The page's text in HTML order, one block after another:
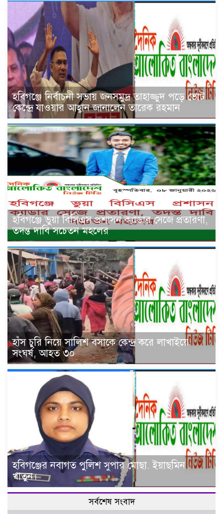
হবিগঞ্জে নির্বাচনী সভায় জনসমুদ্র তাহাজ্জুদ পড়ে ভোট
কেন্দ্রে যাওয়ার আহ্বান জানালেন তারেক রহমান
হবিগঞ্জে ভুয়া বিসিএস প্রশাসন ক্যাডার সেজে প্রতারণা,
তদন্ত দাবি সচেতন মহলের
হাঁস চুরি নিয়ে সালিশ বসাকে কেন্দ্র করে লাখাইয়ে
সংঘর্ষ, আহত ৩০
হবিগঞ্জের নবাগত পুলিশ সুপার মোছা. ইয়াছমিন
খাতুন।
সর্বশেষ সংবাদ